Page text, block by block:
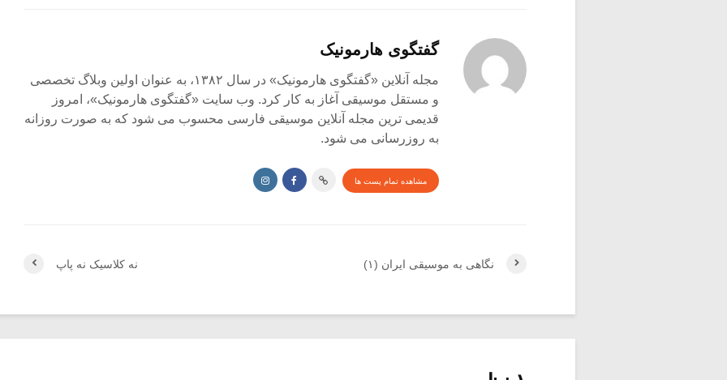
گفتگوی هارمونیک
مجله آنلاین «گفتگوی هارمونیک» در سال ۱۳۸۲، به عنوان اولین وبلاگ تخصصی
و مستقل موسیقی آغاز به کار کرد. وب سایت «گفتگوی هارمونیک»، امروز
قدیمی ترین مجله آنلاین موسیقی فارسی محسوب می شود که به صورت روزانه
به روزرسانی می شود.
مشاهده تمام پست ها
نه کلاسیک نه پاپ نگاهی به موسیقی ایران (۱)